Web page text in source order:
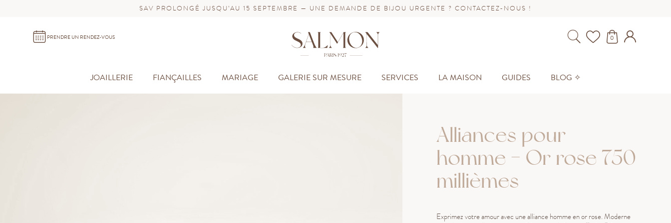
SAV PROLONGÉ JUSQU’AU 15 SEPTEMBRE — UNE DEMANDE DE BIJOU URGENTE ? CONTACTEZ-NOUS !
PRENDRE UN RENDEZ-VOUS
JOAILLERIE FIANÇAILLES MARIAGE GALERIE SUR MESURE SERVICES LA MAISON GUIDES BLOG ✧
0
Alliances pour
homme - Or rose 750
millièmes
Exprimez votre amour avec une alliance homme en or rose. Moderne